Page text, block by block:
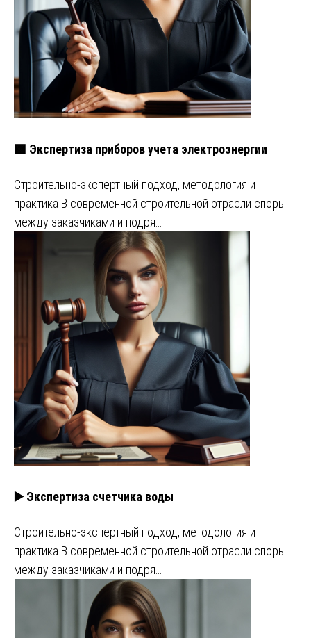
🟩 Экспертиза приборов учета электроэнергии
Строительно-экспертный подход, методология и
практика В современной строительной отрасли споры
между заказчиками и подря…
▶️ Экспертиза счетчика воды
Строительно-экспертный подход, методология и
практика В современной строительной отрасли споры
между заказчиками и подря…